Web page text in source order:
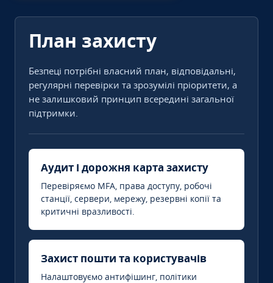
План захисту
Безпеці потрібні власний план, відповідальні,
регулярні перевірки та зрозумілі пріоритети, а
не залишковий принцип всередині загальної
підтримки.
Аудит і дорожня карта захисту
Перевіряємо MFA, права доступу, робочі
станції, сервери, мережу, резервні копії та
критичні вразливості.
Захист пошти та користувачів
Налаштовуємо антифішинг, політики